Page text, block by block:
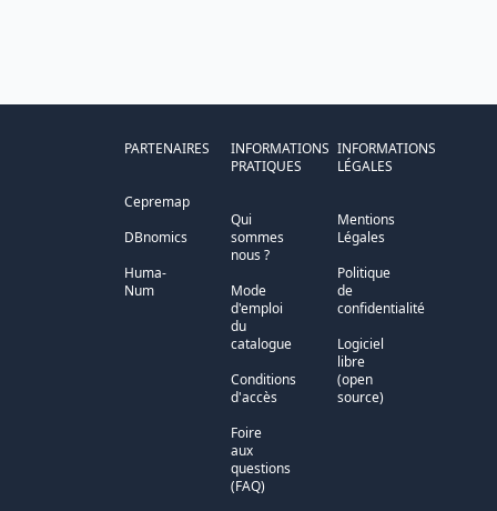
PARTENAIRES
Cepremap
DBnomics
Huma-
Num
INFORMATIONS
PRATIQUES
Qui
sommes
nous ?
Mode
d'emploi
du
catalogue
Conditions
d'accès
Foire
aux
questions
(FAQ)
INFORMATIONS
LÉGALES
Mentions
Légales
Politique
de
confidentialité
Logiciel
libre
(open
source)